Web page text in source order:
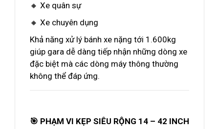
🔸 Xe quân sự
🔸 Xe chuyên dụng
Khả năng xử lý bánh xe nặng tới 1.600kg
giúp gara dễ dàng tiếp nhận những dòng xe
đặc biệt mà các dòng máy thông thường
không thể đáp ứng.
🎯 PHẠM VI KẸP SIÊU RỘNG 14 – 42 INCH